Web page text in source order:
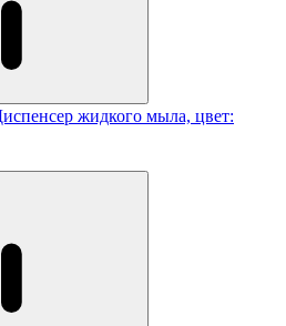
жидкого мыла, цвет: